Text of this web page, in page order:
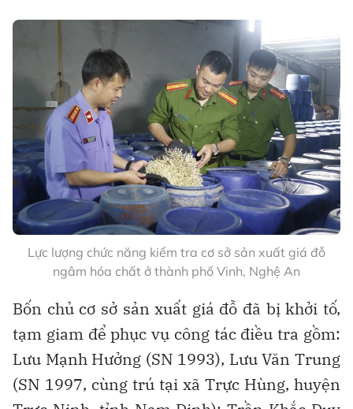
Lực lượng chức năng kiểm tra cơ sở sản xuất giá đỗ
ngâm hóa chất ở thành phố Vinh, Nghệ An
Bốn chủ cơ sở sản xuất giá đỗ đã bị khởi tố,
tạm giam để phục vụ công tác điều tra gồm:
Lưu Mạnh Hưởng (SN 1993), Lưu Văn Trung
(SN 1997, cùng trú tại xã Trực Hùng, huyện